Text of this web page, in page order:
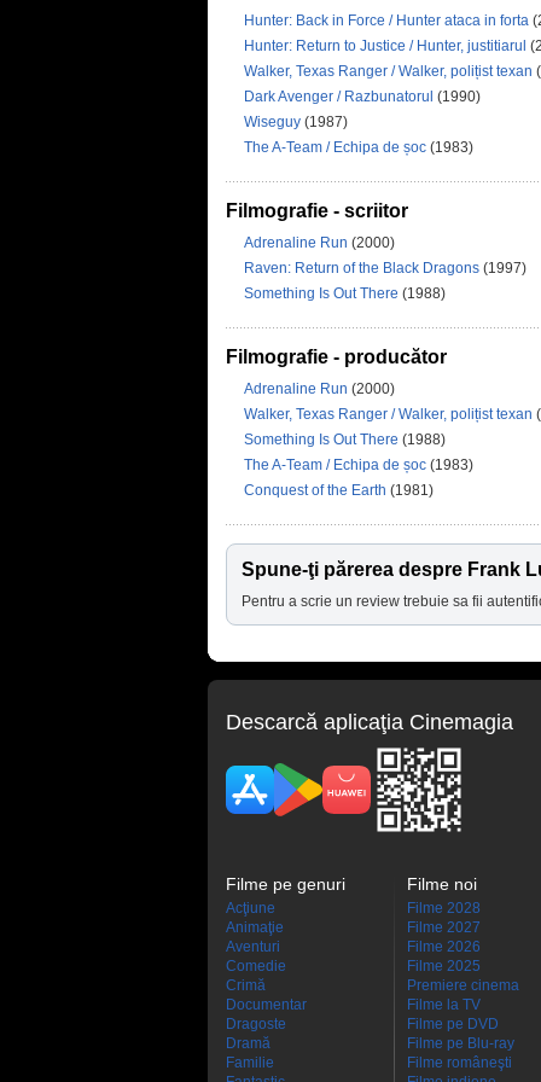
Hunter: Back in Force / Hunter ataca in forta
Hunter: Return to Justice / Hunter, justitiarul
Walker, Texas Ranger / Walker, polițist texan
Dark Avenger / Razbunatorul (1990)
Wiseguy (1987)
The A-Team / Echipa de șoc (1983)
Filmografie - scriitor
Adrenaline Run (2000)
Raven: Return of the Black Dragons (1997)
Something Is Out There (1988)
Filmografie - producător
Adrenaline Run (2000)
Walker, Texas Ranger / Walker, polițist texan
Something Is Out There (1988)
The A-Team / Echipa de șoc (1983)
Conquest of the Earth (1981)
Spune-ţi părerea despre Frank
Pentru a scrie un review trebuie sa fii
Descarcă aplicaţia Cinemagia
Filme pe genuri
Acţiune
Animaţie
Aventuri
Comedie
Crimă
Documentar
Dragoste
Dramă
Familie
Filme noi
Filme 2028
Filme 2027
Filme 2026
Filme 2025
Premiere cinema
Filme la TV
Filme pe DVD
Filme pe Blu-ray
Filme româneşti